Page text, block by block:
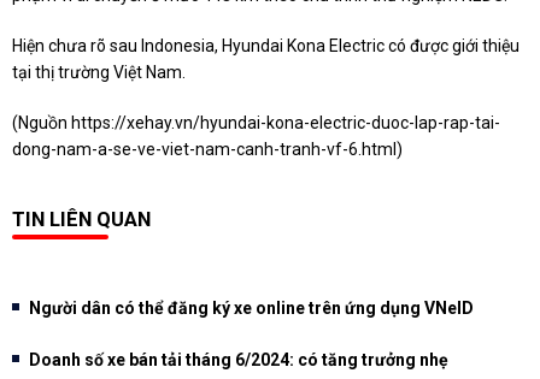
Hiện chưa rõ sau Indonesia, Hyundai Kona Electric có được giới thiệu
tại thị trường Việt Nam.
(Nguồn https://xehay.vn/hyundai-kona-electric-duoc-lap-rap-tai-
dong-nam-a-se-ve-viet-nam-canh-tranh-vf-6.html )
TIN LIÊN QUAN
Người dân có thể đăng ký xe online trên ứng dụng VNeID
Doanh số xe bán tải tháng 6/2024: có tăng trưởng nhẹ